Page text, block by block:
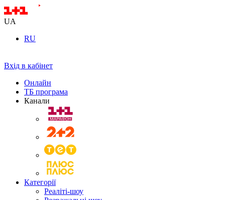
UA
RU
Вхід в кабінет
Онлайн
ТБ програма
Канали
Категорії
Реаліті-шоу